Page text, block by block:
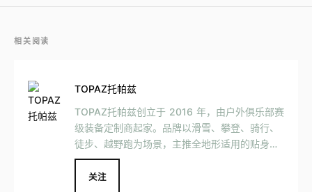
相关阅读
TOPAZ托帕兹
TOPAZ托帕兹创立于 2016 年，由户外俱乐部赛
级装备定制商起家。品牌以滑雪、攀登、骑行、
徒步、越野跑为场景，主推全地形适用的贴身层
运动装备。 目前，TOPAZ托帕兹首款功能贴身
层产品——「TOPAZ Defender 6.0」已面市。
关注